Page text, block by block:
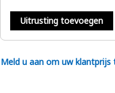
Uitrusting toevoegen
Meld u aan om uw klantprijs